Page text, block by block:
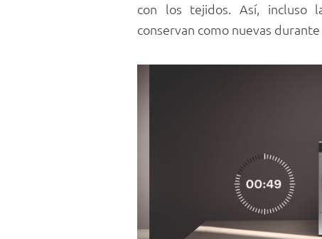
con los tejidos. Así, incluso
conservan como nuevas